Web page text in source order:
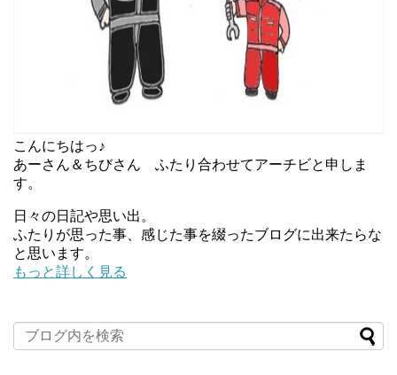
こんにちはっ♪
あーさん＆ちびさん ふたり合わせてアーチビと申しま
す。
日々の日記や思い出。
ふたりが思った事、感じた事を綴ったブログに出来たらな
と思います。
もっと詳しく見る